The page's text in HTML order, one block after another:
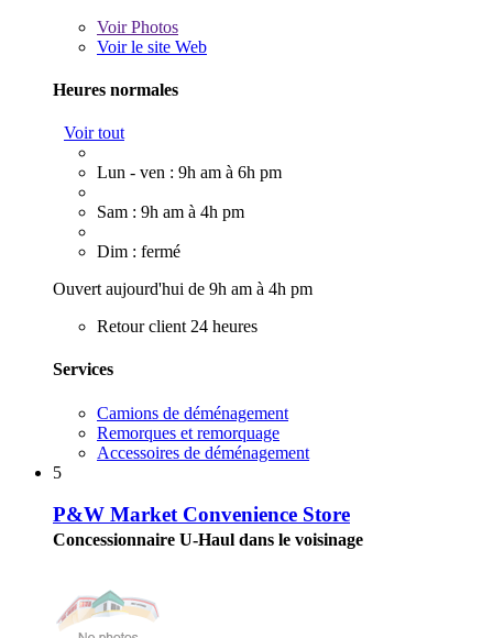
VoirPhotos
Voir le site Web
Heures normales
Voir tout
Lun - ven : 9h am à 6h pm
Sam : 9h am à 4h pm
Dim : fermé
Ouvert aujourd'hui de 9h am à 4h pm
Retour client 24 heures
Services
Camions de déménagement
Remorques et remorquage
Accessoires de déménagement
5
P&W Market Convenience Store
Concessionnaire U-Haul dans le voisinage